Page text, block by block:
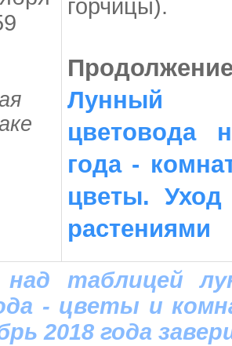
горчицы).
Лунный
цветовода
года -
цветы.
растениями
таблицей
- цветы и
2018 года